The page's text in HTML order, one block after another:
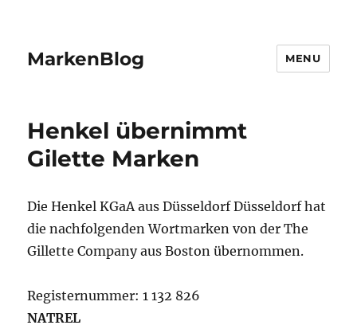
MarkenBlog MENU
Henkel übernimmt
Gilette Marken
Die Henkel KGaA aus Düsseldorf Düsseldorf hat
die nachfolgenden Wortmarken von der The
Gillette Company aus Boston übernommen.
Registernummer: 1 132 826
NATREL